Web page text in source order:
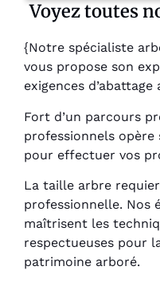
Voyez toutes
{Notre spécialiste
vous propose son
exigences d’abattage
Fort d’un parcours
professionnels opère
pour effectuer vos
La taille arbre
professionnelle. Nos
maîtrisent les
respectueuses pour
patrimoine arboré.